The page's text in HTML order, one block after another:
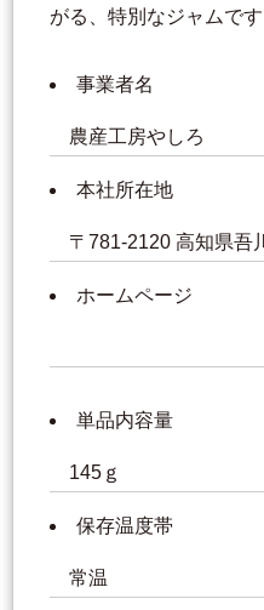
がる、特別なジャムです
事業者名
農産工房やしろ
本社所在地
〒781-2120 高知県吾
ホームページ
単品内容量
145ｇ
保存温度帯
常温